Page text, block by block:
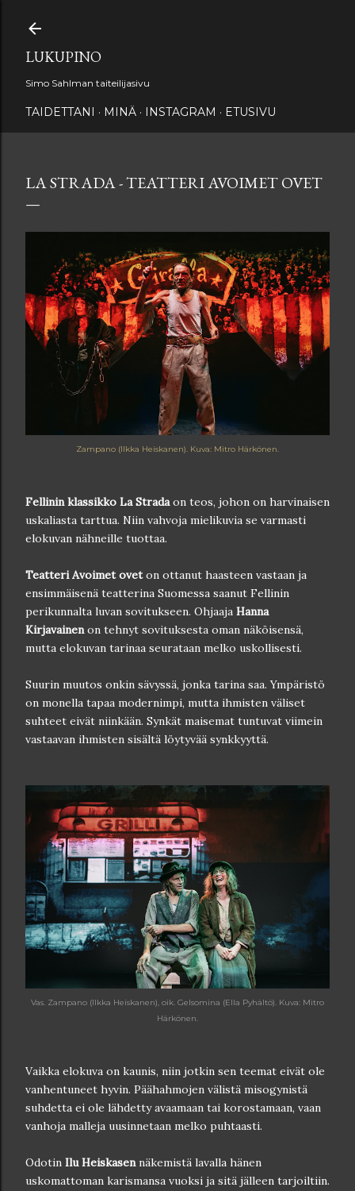
LUKUPINO
Simo Sahlman taiteilijasivu
TAIDETTANI MINÄ INSTAGRAM ETUSIVU
LA STRADA - TEATTERI AVOIMET OVET
Zampano (Ilkka Heiskanen). Kuva: Mitro Härkönen.
Fellinin klassikko La Stradaon teos, johon on harvinaisen
uskaliasta tarttua. Niin vahvoja mielikuvia se varmasti
elokuvan nähneille tuottaa.
Teatteri Avoimet oveton ottanut haasteen vastaan ja
ensimmäisenä teatterina Suomessa saanut Fellinin
perikunnalta luvan sovitukseen. Ohjaaja Hanna
Kirjavainenon tehnyt sovituksesta oman näköisensä,
mutta elokuvan tarinaa seurataan melko uskollisesti.
Suurin muutos onkin sävyssä, jonka tarina saa. Ympäristö
on monella tapaa modernimpi, mutta ihmisten väliset
suhteet eivät niinkään. Synkät maisemat tuntuvat viimein
vastaavan ihmisten sisältä löytyvää synkkyyttä.
Vas. Zampano (Ilkka Heiskanen), oik. Gelsomina (Ella Pyhältö). Kuva: Mitro
Härkönen.
Vaikka elokuva on kaunis, niin jotkin sen teemat eivät ole
vanhentuneet hyvin. Päähahmojen välistä misogynistä
suhdetta ei ole lähdetty avaamaan tai korostamaan, vaan
vanhoja malleja uusinnetaan melko puhtaasti.
Odotin Ilu Heiskasennäkemistä lavalla hänen
uskomattoman karismansa vuoksi ja sitä jälleen tarjoiltiin.